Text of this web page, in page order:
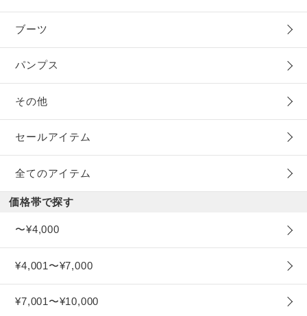
ブーツ
パンプス
その他
セールアイテム
全てのアイテム
価格帯で探す
〜¥4,000
¥4,001〜¥7,000
¥7,001〜¥10,000